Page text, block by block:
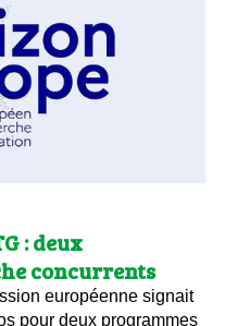
: deux
concurrents
européenne signait
pour deux programmes